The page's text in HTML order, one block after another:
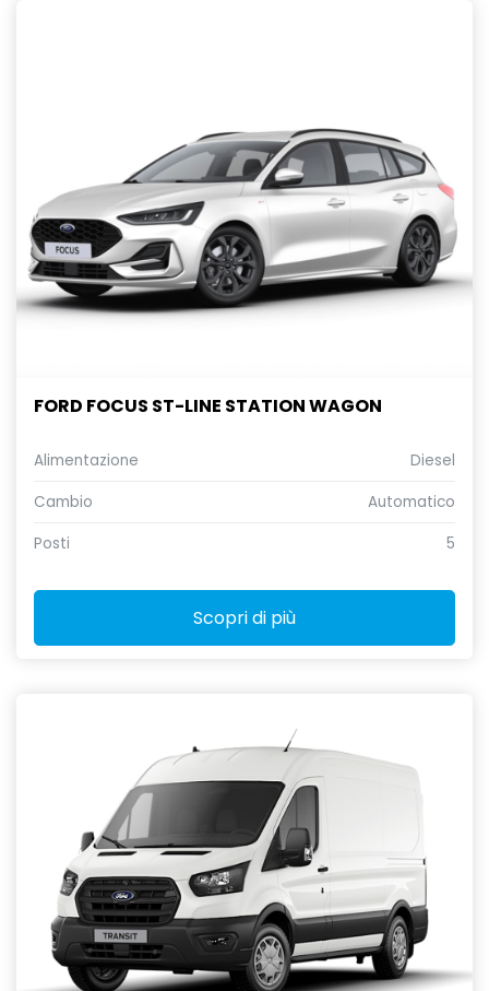
FORD FOCUS ST-LINE STATION WAGON
Alimentazione
Diesel
Cambio
Automatico
Posti
5
Scopri di più